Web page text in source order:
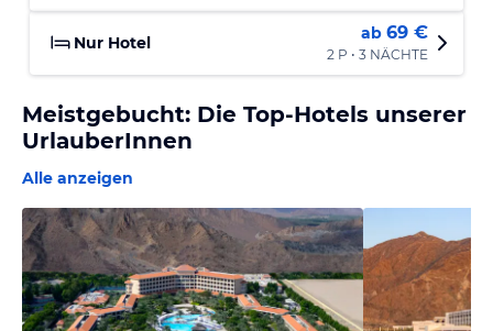
Nur Hotel ab 69 €
2 P • 3 NÄCHTE
Meistgebucht: Die Top-Hotels unserer
UrlauberInnen
Alle anzeigen